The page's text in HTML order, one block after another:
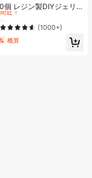
レジン製DIYジェリ
ックラインストーン 小
ンストーン ミニ装飾ア
マホケース、カップ、
衣類装飾、ハンドメイ
ル応援ファン、ネーム
近！
ー
近！
ー
近！
ー
(1000+)
概算